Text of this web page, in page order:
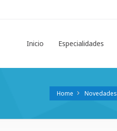
Inicio Especialidades
Home Novedades